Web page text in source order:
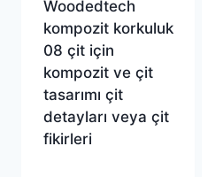
Woodedtech
kompozit korkuluk
08 çit için
kompozit ve çit
tasarımı çit
detayları veya çit
fikirleri